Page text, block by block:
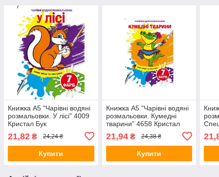
Книжка А5 "Чарівні водяні
розмальовки. У лісі" 4009
Кристал Бук
21,82 ₴ 24,24 ₴
Купити
Книжка A5 "Чарівні водяні
розмальовки. Кумедні
тварини" 4658 Кристал
21,94₴ 24,38 ₴
Купити